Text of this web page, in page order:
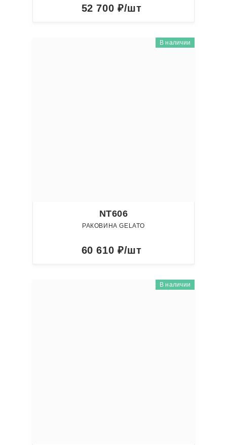
52 700 ₽/шт
В наличии
NT606
РАКОВИНА GELATO
60 610 ₽/шт
В наличии